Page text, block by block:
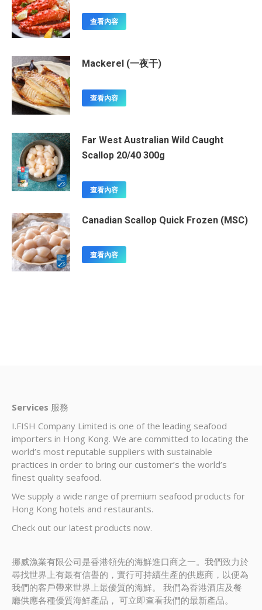
查看內容
Mackerel (一夜干)
查看內容
Far West Australian Wild Caught
Scallop 20/40 300g
查看內容
Canadian Scallop Quick Frozen (MSC)
查看內容
Services 服務
I.FISH Company Limited is one of the leading seafood
importers in Hong Kong. We are committed to locating the
world’s most reputable suppliers with sustainable
practices in order to bring our customer’s the world’s
finest quality seafood.
We supply a wide range of premium seafood products for
Hong Kong hotels and restaurants.
Check out our latest products now.
挪威漁業有限公司是香港領先的海鮮進口商之一。我們致力於
尋找世界上有最有信譽的，實行可持續生產的供應商，以便為
我們的客戶帶來世界上最優質的海鮮。 我們為香港酒店及餐
廳供應各種優質海鮮產品， 可立即查看我們的最新產品。